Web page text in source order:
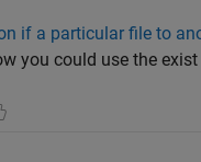
if a particular file to
you could use the